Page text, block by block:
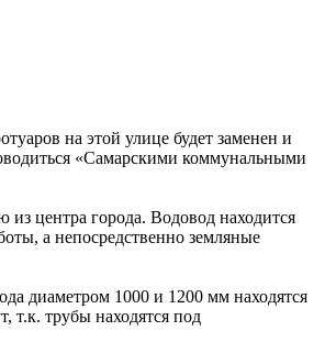
на этой улице будет заменен и
«Самарскими коммунальными
центра города. Водовод находится
а непосредственно земляные
диаметром 1000 и 1200 мм находятся
т.к. трубы находятся под